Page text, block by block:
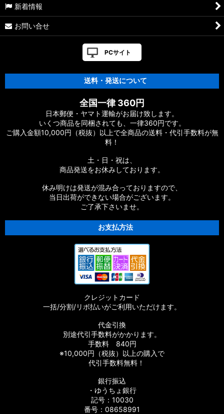
新着情報
お問い合せ
PCサイト
送料・発送について
全国一律 360円
日本郵便・ヤマト運輸がお届け致します。
いくつ商品を同梱されても、一律360円です。
ご購入金額10,000円（税抜）以上で全商品の送料・代引手数料が無
料！
土・日・祝は、
商品発送をお休みしております。
休み明けは発送が混み合っておりますので、
当日出荷ができない場合がございます。
ご了承下さいませ。
お支払方法
クレジットカード
一括/分割/リボ払いがご利用いただけます。
代金引換
別途代引手数料がかかります。
手数料 840円
※10,000円（税抜）以上の購入で
代引手数料無料！
銀行振込
・ゆうちょ銀行
記号：10030
番号：08658991